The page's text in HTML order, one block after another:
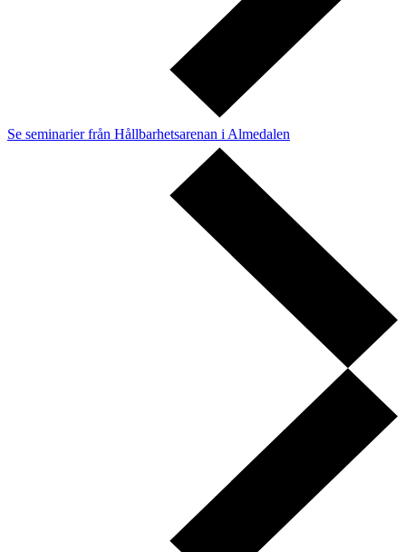
Se seminarier från Hållbarhetsarenan i Almedalen